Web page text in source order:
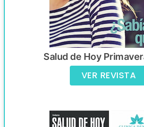
Salud de Hoy
VER REVISTA